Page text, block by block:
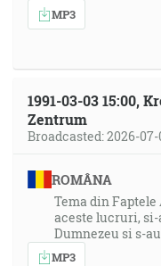
MP3
1991-03-03 15:00,
Zentrum
Broadcasted: 2026-07-
ROMÂNA
Tema din Faptele
aceste lucruri,
Dumnezeu si s-
MP3